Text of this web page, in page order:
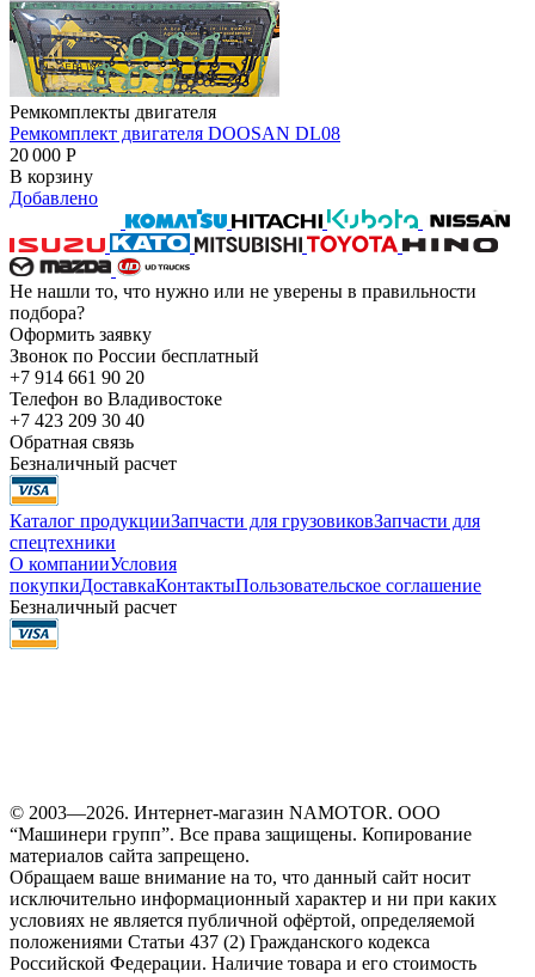
Ремкомплекты двигателя
Ремкомплект двигателя DOOSAN DL08
20 000 Р
В корзину
Добавлено
Не нашли то, что нужно или не уверены в правильности
подбора?
Оформить заявку
Звонок по России бесплатный
+7 914 661 90 20
Телефон во Владивостоке
+7 423 209 30 40
Обратная связь
Безналичный расчет
Каталог продукцииЗапчасти для грузовиковЗапчасти для
спецтехники
О компанииУсловия
покупкиДоставкаКонтактыПользовательское соглашение
Безналичный расчет
© 2003—2026. Интернет-магазин NAMOTOR. ООО
“Машинери групп”. Все права защищены. Копирование
материалов сайта запрещено.
Обращаем ваше внимание на то, что данный сайт носит
исключительно информационный характер и ни при каких
условиях не является публичной офёртой, определяемой
положениями Статьи 437 (2) Гражданского кодекса
Российской Федерации. Наличие товара и его стоимость